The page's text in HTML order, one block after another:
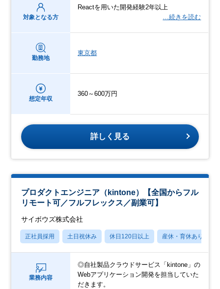
対象となる方
Reactを用いた開発経験2年以上
…続きを読む
勤務地
東京都
想定年収
360～600万円
詳しく見る
プロダクトエンジニア（kintone）【全国からフル
リモート可／フルフレックス／副業可】
サイボウズ株式会社
正社員採用 土日祝休み 休日120日以上 産休・育休あり
業務内容
◎自社製品クラウドサービス「kintone」の
Webアプリケーション開発を担当していた
だきます。